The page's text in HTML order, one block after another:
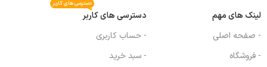
لینک های مهم
- صفحه اصلی
- فروشگاه
دسترسی های کاربر
دسترسی های کاربر
- حساب کاربری
- سبد خرید